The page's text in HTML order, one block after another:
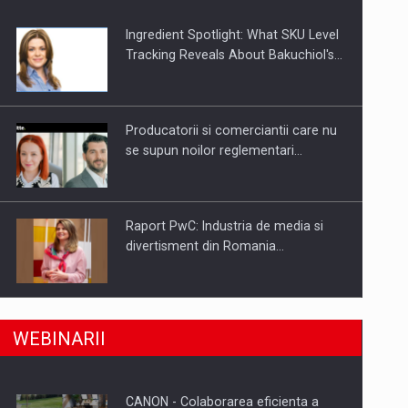
compania intr-o tranzactie de peste 25…
Ingredient Spotlight: What SKU Level
Tracking Reveals About Bakuchiol's…
Producatorii si comerciantii care nu
se supun noilor reglementari…
Raport PwC: Industria de media si
divertisment din Romania…
Ce nu stiu Directorii de HR despre
WEBINARII
CANON - Colaborarea eficienta a